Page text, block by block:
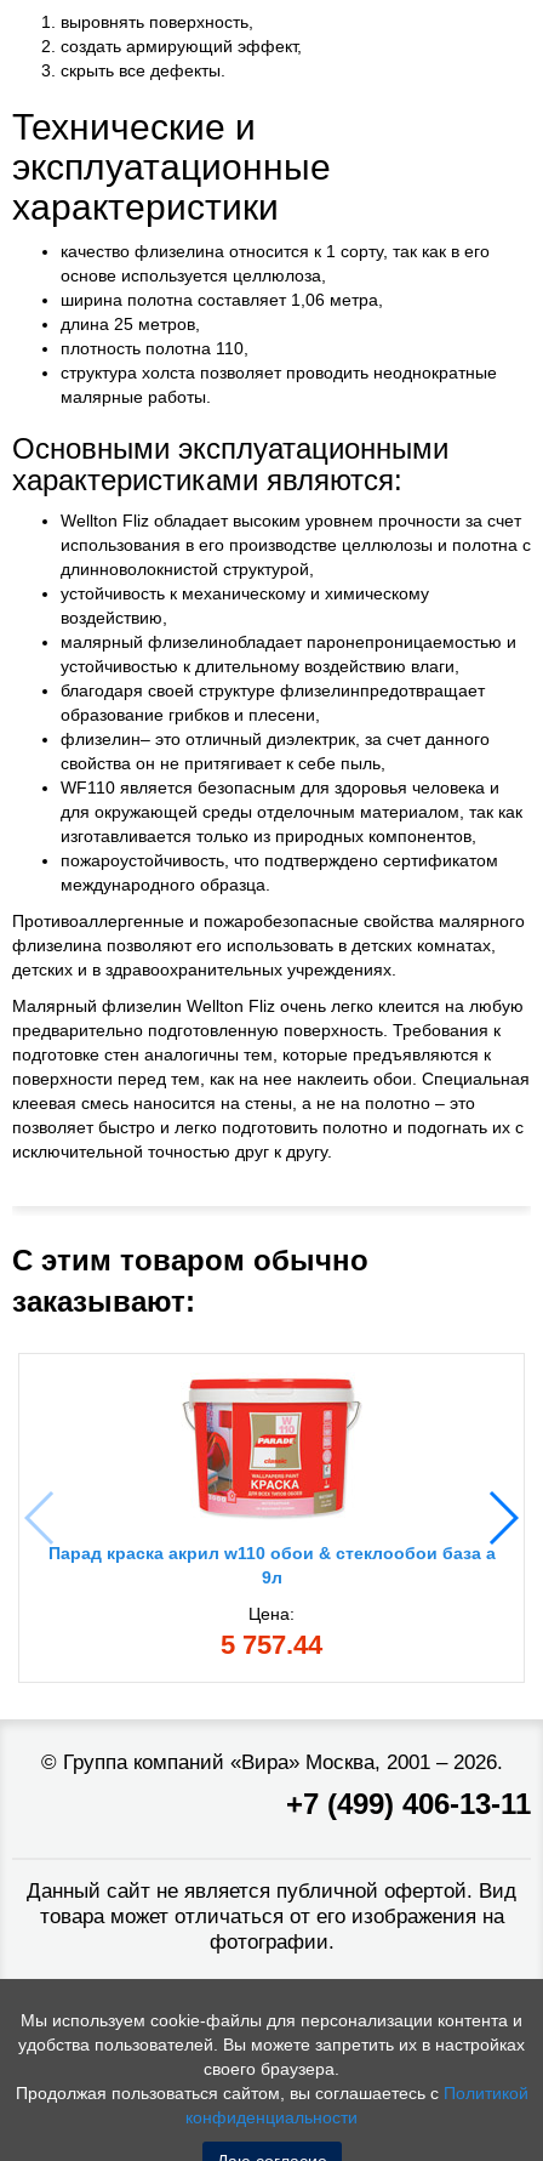
выровнять поверхность,
создать армирующий эффект,
скрыть все дефекты.
Технические и
эксплуатационные
характеристики
качество флизелина относится к 1 сорту, так как в его
основе используется целлюлоза,
ширина полотна составляет 1,06 метра,
длина 25 метров,
плотность полотна 110,
структура холста позволяет проводить неоднократные
малярные работы.
Основными эксплуатационными
характеристиками являются:
Wellton Fliz обладает высоким уровнем прочности за счет
использования в его производстве целлюлозы и полотна с
длинноволокнистой структурой,
устойчивость к механическому и химическому
воздействию,
малярный флизелинобладает паронепроницаемостью и
устойчивостью к длительному воздействию влаги,
благодаря своей структуре флизелинпредотвращает
образование грибков и плесени,
флизелин– это отличный диэлектрик, за счет данного
свойства он не притягивает к себе пыль,
WF110 является безопасным для здоровья человека и
для окружающей среды отделочным материалом, так как
изготавливается только из природных компонентов,
пожароустойчивость, что подтверждено сертификатом
международного образца.
Противоаллергенные и пожаробезопасные свойства малярного
флизелина позволяют его использовать в детских комнатах,
детских и в здравоохранительных учреждениях.
Малярный флизелин Wellton Fliz очень легко клеится на любую
предварительно подготовленную поверхность. Требования к
подготовке стен аналогичны тем, которые предъявляются к
поверхности перед тем, как на нее наклеить обои. Специальная
клеевая смесь наносится на стены, а не на полотно – это
позволяет быстро и легко подготовить полотно и подогнать их с
исключительной точностью друг к другу.
С этим товаром обычно
заказывают:
Парад краска акрил w110 обои & стеклообои база а
9л
Цена:
5 757.44
© Группа компаний «Вира»Москва, 2001 – 2026.
+7 (499) 406-13-11
Данный сайт не является публичной офертой. Вид
товара может отличаться от его изображения на
фотографии.
Мы используем cookie-файлы для персонализации контента и
удобства пользователей. Вы можете запретить их в настройках
своего браузера.
Продолжая пользоваться сайтом, вы соглашаетесь с Политикой
конфиденциальности